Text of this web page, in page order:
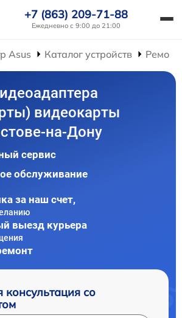
+7 (863) 209-71-88
Ежедневно с 9:00 до 21:00
Asus Каталог устройств
видеокарты
на-Дону
сервис
обслуживание
за наш счет,
выезд курьера
консультация со